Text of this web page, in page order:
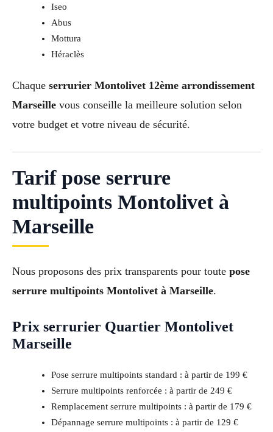
Iseo
Abus
Mottura
Héraclès
Chaque serrurier Montolivet 12ème arrondissement
Marseille vous conseille la meilleure solution selon
votre budget et votre niveau de sécurité.
Tarif pose serrure
multipoints Montolivet à
Marseille
Nous proposons des prix transparents pour toute pose
serrure multipoints Montolivet à Marseille.
Prix serrurier Quartier Montolivet
Marseille
Pose serrure multipoints standard : à partir de 199 €
Serrure multipoints renforcée : à partir de 249 €
Remplacement serrure multipoints : à partir de 179 €
Dépannage serrure multipoints : à partir de 129 €